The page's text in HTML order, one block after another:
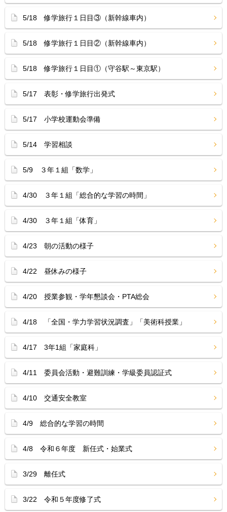
5/18 修学旅行１日目③（新幹線車内）
5/18 修学旅行１日目②（新幹線車内）
5/18 修学旅行１日目①（守谷駅～東京駅）
5/17 表彰・修学旅行出発式
5/17 小学校運動会準備
5/14 学習相談
5/9 ３年１組「数学」
4/30 ３年１組「総合的な学習の時間」
4/30 ３年１組「体育」
4/23 朝の活動の様子
4/22 昼休みの様子
4/20 授業参観・学年懇談会・PTA総会
4/18 「全国・学力学習状況調査」「美術科授業」
4/17 3年1組「家庭科」
4/11 委員会活動・避難訓練・学級委員認証式
4/10 交通安全教室
4/9 総合的な学習の時間
4/8 令和６年度 新任式・始業式
3/29 離任式
3/22 令和５年度修了式